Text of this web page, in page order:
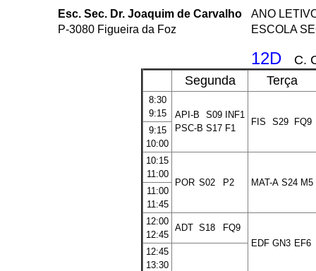
Esc. Sec. Dr. Joaquim de Carvalho
ANO
P-3080 Figueira da Foz
ESCOLA
12D
C.
Segunda
Terça
8:30
9:15
API-B S09
INF1
PSC-B S17 F1
FIS S29
FQ9
9:15
10:00
10:15
11:00
POR S02 P2 MAT-A S24 M5
11:00
11:45
12:00
12:45
ADT S18
FQ9
EDF GN3 EF6
12:45
13:30